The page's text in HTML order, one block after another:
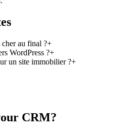
au final ?+
WordPress ?+
un site immobilier ?+
CRM?